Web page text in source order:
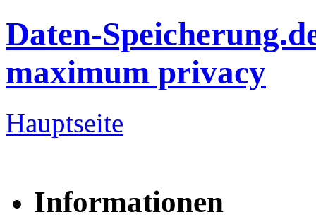
Daten-
maximum privacy
Hauptseite
Informationen